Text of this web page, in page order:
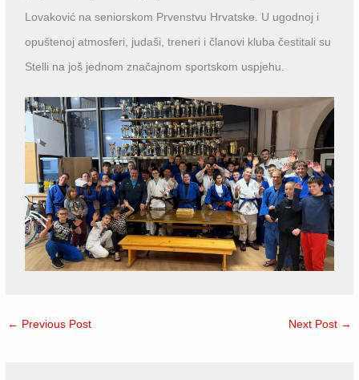
Lovaković na seniorskom Prvenstvu Hrvatske. U ugodnoj i
opuštenoj atmosferi, judaši, treneri i članovi kluba čestitali su
Stelli na još jednom značajnom sportskom uspjehu.
← Previous Post Next Post →